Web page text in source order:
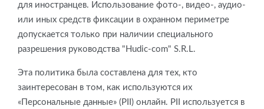
для иностранцев. Использование фото-, видео-, аудио-
или иных средств фиксации в охранном периметре
допускается только при наличии специального
разрешения руководства "Hudic-com" S.R.L.
Эта политика была составлена для тех, кто
заинтересован в том, как используются их
«Персональные данные» (PII) онлайн. PII используется в